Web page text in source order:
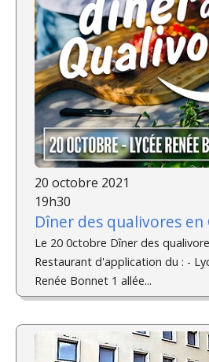
20 octobre 2021
19h30
Dîner des qualivores en
Le 20 0ctobre Dîner des
Restaurant d'application du : -
Renée Bonnet 1 allée...